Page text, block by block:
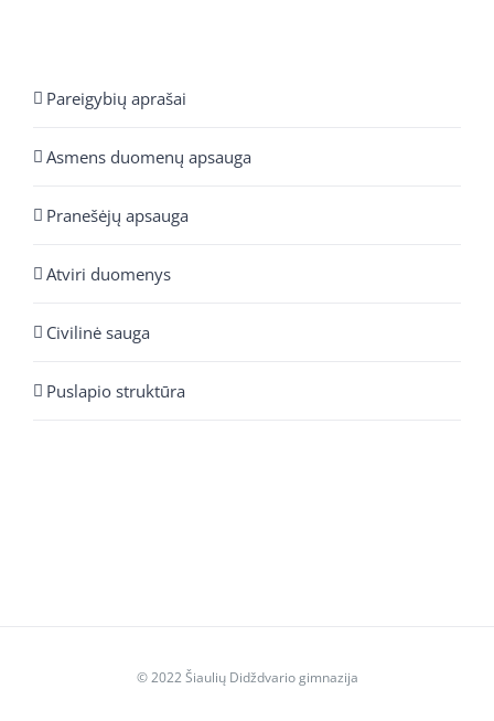
Pareigybių aprašai
Asmens duomenų apsauga
Pranešėjų apsauga
Atviri duomenys
Civilinė sauga
Puslapio struktūra
© 2022 Šiaulių Didždvario gimnazija